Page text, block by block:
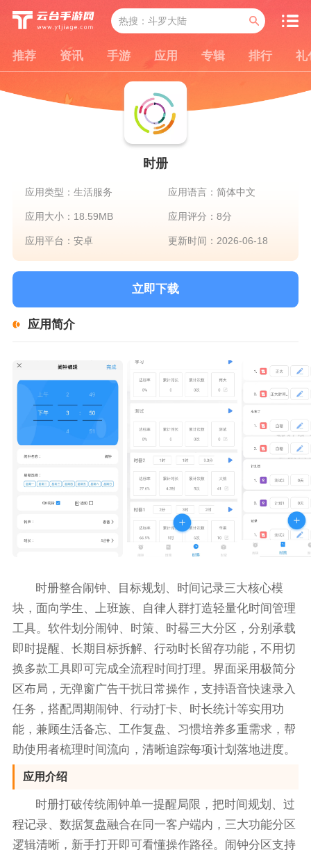
推荐 资讯 手游 应用 专辑 排行 礼
时册
应用类型：生活服务 应用语言：简体中文
应用大小：18.59MB 应用评分：8分
应用平台：安卓 更新时间：2026-06-18
立即下载
应用简介
时册整合闹钟、目标规划、时间记录三大核心模
块，面向学生、上班族、自律人群打造轻量化时间管理
工具。软件划分闹钟、时策、时晷三大分区，分别承载
即时提醒、长期目标拆解、行动时长留存功能，不用切
换多款工具即可完成全流程时间打理。界面采用极简分
区布局，无弹窗广告干扰日常操作，支持语音快速录入
任务，搭配周期闹钟、行动打卡、时长统计等实用功
能，兼顾生活备忘、工作复盘、习惯培养多重需求，帮
助使用者梳理时间流向，清晰追踪每项计划落地进度。
应用介绍
时册打破传统闹钟单一提醒局限，把时间规划、过
程记录、数据复盘融合在同一客户端内，三大功能分区
逻辑清晰，新手打开即可看懂操作路径。闹钟分区支持